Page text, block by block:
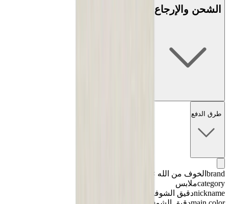
الشحن والإرجاع
طرق الدفع
brand الخوف من الله × أساسيات
categoryملابس
nicknameدقيق الشوفان